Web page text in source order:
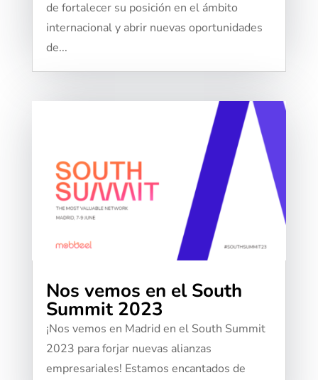
de fortalecer su posición en el ámbito
internacional y abrir nuevas oportunidades
de...
Nos vemos en el South
Summit 2023
¡Nos vemos en Madrid en el South Summit
2023 para forjar nuevas alianzas
empresariales! Estamos encantados de